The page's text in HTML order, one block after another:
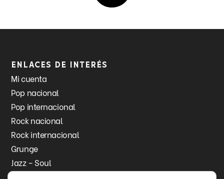
Enlaces de interés
Mi cuenta
Pop nacional
Pop internacional
Rock nacional
Rock internacional
Grunge
Jazz – Soul